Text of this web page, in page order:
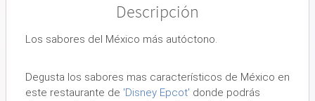
Descripción
Los sabores del México más autóctono.
Degusta los sabores mas característicos de México en
este restaurante de 'Disney Epcot' donde podrás